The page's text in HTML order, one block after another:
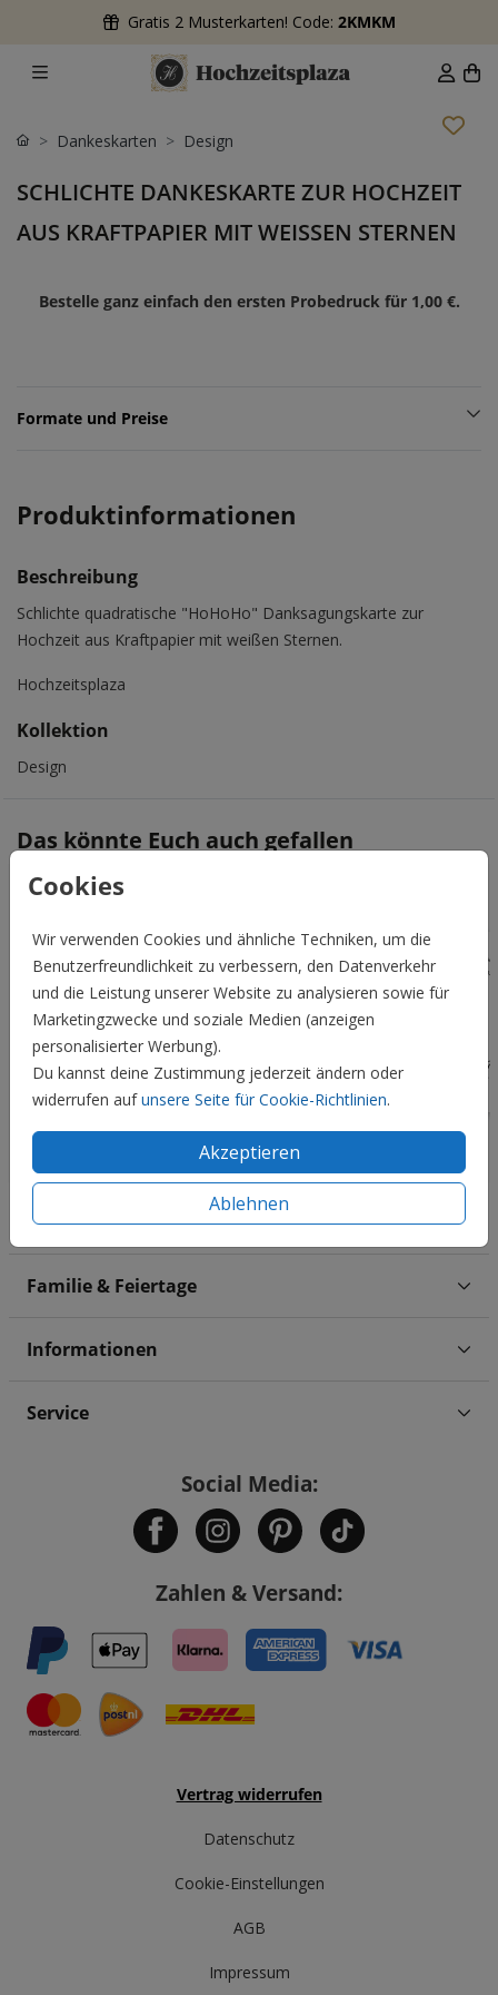
Gratis 2 Musterkarten! Code: 2KMKM
Cookies
Wir verwenden Cookies und ähnliche Techniken, um die
Benutzerfreundlichkeit zu verbessern, den Datenverkehr
und die Leistung unserer Website zu analysieren sowie für
Marketingzwecke und soziale Medien (anzeigen
personalisierter Werbung).
Du kannst deine Zustimmung jederzeit ändern oder
widerrufen aufunsere Seite für Cookie-Richtlinien.
Akzeptieren
Ablehnen
Dankeskarten Design
SCHLICHTE DANKESKARTE ZUR HOCHZEIT
AUS KRAFTPAPIER MIT WEISSEN STERNEN
Bestelle ganz einfach den ersten Probedruck für 1,00 €.
Formate und Preise
Produktinformationen
Beschreibung
Schlichte quadratische "HoHoHo" Danksagungskarte zur
Hochzeit aus Kraftpapier mit weißen Sternen.
Hochzeitsplaza
Kollektion
Design
Das könnte Euch auch gefallen
Hochzeit
Familie & Feiertage
Informationen
Service
Social Media:
Zahlen & Versand:
Vertrag widerrufen
Datenschutz
Cookie-Einstellungen
AGB
Impressum